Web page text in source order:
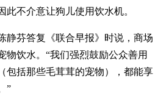
不介意让狗儿使用饮水机。
静芬答复《联合早报》时说，商场
物饮水。“我们强烈鼓励公众善用
包括那些毛茸茸的宠物），都能享
”